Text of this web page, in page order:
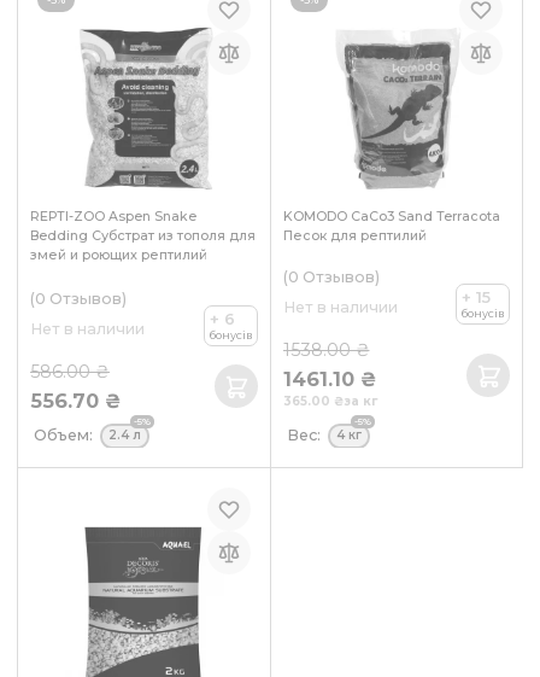
REPTI-ZOO Aspen Snake
Bedding Субстрат из тополя для
змей и роющих рептилий
(0 Отзывов)
Нет в наличии
586.00 ₴
556.70 ₴
+ 6
бонусів
Объем:
-5%
2.4 л
KOMODO CaCo3 Sand Terracota
Песок для рептилий
(0 Отзывов)
Нет в наличии
1538.00 ₴
1461.10 ₴
за кг
365.00 ₴
+ 15
бонусів
Вес:
-5%
4 кг